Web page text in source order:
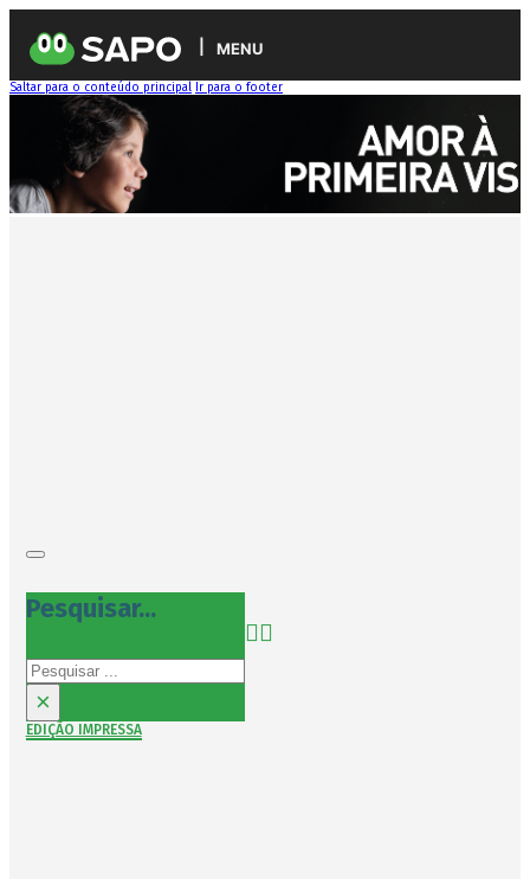
MENU
Saltar para o conteúdo principal Ir para o footer
Pesquisar...
Pesquisar
×
EDIÇÃO IMPRESSA